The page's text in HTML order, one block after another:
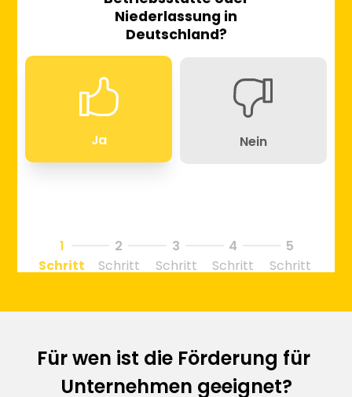
Für wen ist die Förderung für
Unternehmen geeignet?